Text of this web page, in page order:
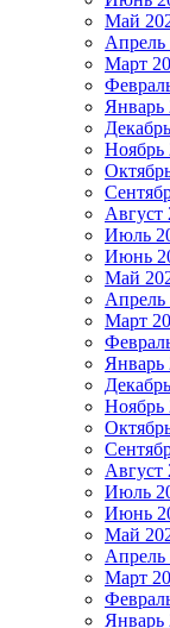
Май
Апрель
Март
Январь
Ноябрь
Август
Июль
Июнь
Май
Апрель
Март
Январь
Ноябрь
Август
Июль
Июнь
Май
Апрель
Март
Январь